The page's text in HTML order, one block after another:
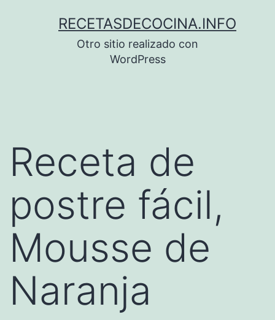
RECETASDECOCINA.INFO
Otro sitio realizado con
WordPress
Receta de
postre fácil,
Mousse de
Naranja